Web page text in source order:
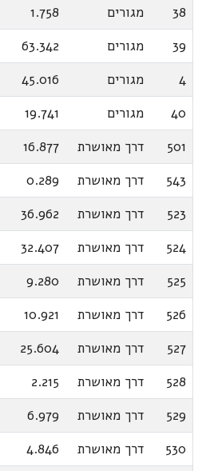
38
מגורים
1.758
39
מגורים
63.342
4
מגורים
45.016
40
מגורים
19.741
501
דרך מאושרת
16.877
543
דרך מאושרת
0.289
523
דרך מאושרת
36.962
524
דרך מאושרת
32.407
525
דרך מאושרת
9.280
526
דרך מאושרת
10.921
527
דרך מאושרת
25.604
528
דרך מאושרת
2.215
529
דרך מאושרת
6.979
530
דרך מאושרת
4.846